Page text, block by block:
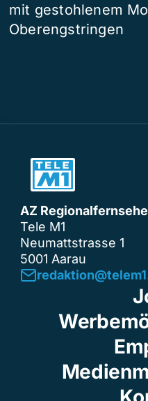
mit gestohlenem
Oberengstringen
AZ
Tele M1
Neumattstrasse 1
5001 Aarau